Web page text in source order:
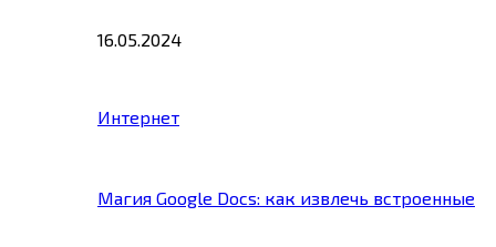
16.05.2024
Интернет
Магия Google Docs: как извлечь встроенные